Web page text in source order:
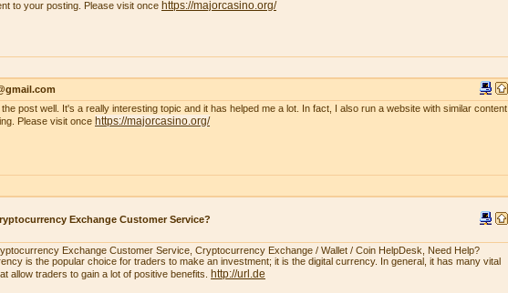
to your posting. Please visit once https://majorcasino.org/
the post well. It's a really interesting topic and it has helped me a lot. In fact, I also run a website with similar content
Please visit once https://majorcasino.org/
Exchange Customer Service?
Exchange Customer Service, Cryptocurrency Exchange / Wallet / Coin HelpDesk, Need Help?
is the popular choice for traders to make an investment; it is the digital currency. In general, it has many vital
allow traders to gain a lot of positive benefits.
http://url.de